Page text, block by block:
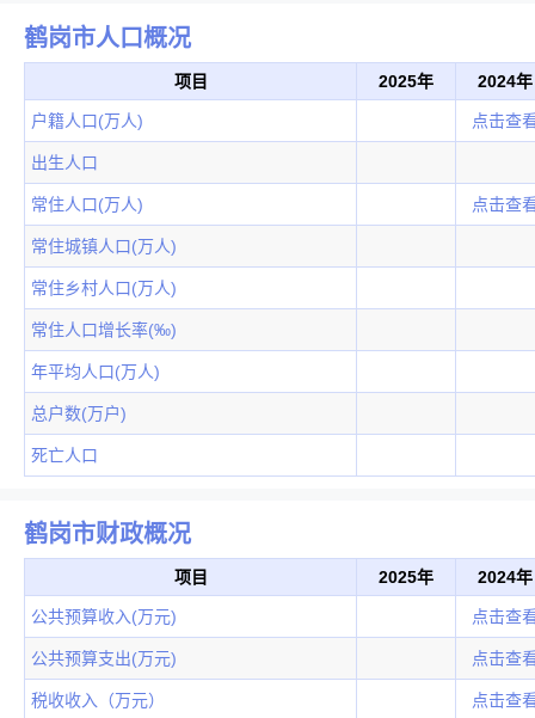
鹤岗市人口概况
项目 2025年 2024年
户籍人口(万人) 点击查
出生人口
常住人口(万人) 点击查
常住城镇人口(万人)
常住乡村人口(万人)
常住人口增长率(‰)
年平均人口(万人)
总户数(万户)
死亡人口
鹤岗市财政概况
项目 2025年 2024年
公共预算收入(万元) 点击查
公共预算支出(万元) 点击查
税收收入（万元） 点击查